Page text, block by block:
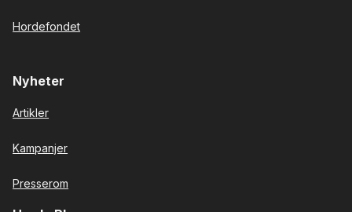
Hordefondet
Nyheter
Artikler
Kampanjer
Presserom